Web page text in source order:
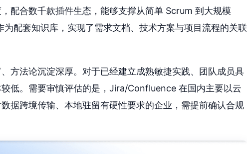
配合数千款插件生态，能够支撑从简单 Scrum 到大规模
配套知识库，实现了需求文档、技术方案与项目流程的关联
方法论沉淀深厚。对于已经建立成熟敏捷实践、团队成员具
低。需要审慎评估的是，Jira/Confluence 在国内主要以云
据跨境传输、本地驻留有硬性要求的企业，需提前确认合规